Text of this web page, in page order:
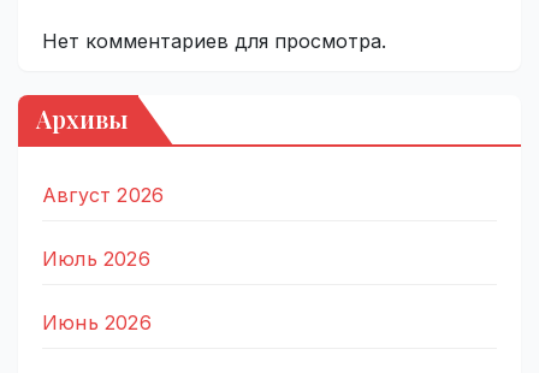
Нет комментариев для просмотра.
Архивы
Август 2026
Июль 2026
Июнь 2026